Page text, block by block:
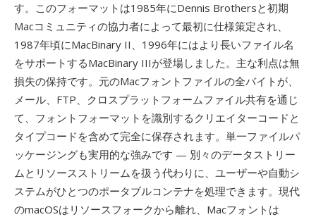
す。このフォーマットは1985年にDennis Brothersと初期
Macコミュニティの協力者によって最初に仕様策定され、
1987年頃にMacBinary II、1996年にはより長いファイル名
をサポートするMacBinary IIIが登場しました。主な利点は無
損失の保持です。元のMacフォントファイルの全バイトが、
メール、FTP、クロスプラットフォームファイル共有を通じ
て、フォントフォーマットを識別するクリエイターコードと
タイプコードを含めて完全に保存されます。単一ファイルパ
ッケージングも実用的な強みです — 別々のデータストリー
ムとリソースストリームを扱う代わりに、ユーザーや自動シ
ステムがひとつのポータブルコンテナを処理できます。現代
のmacOSはリソースフォークから離れ、Macフォントは